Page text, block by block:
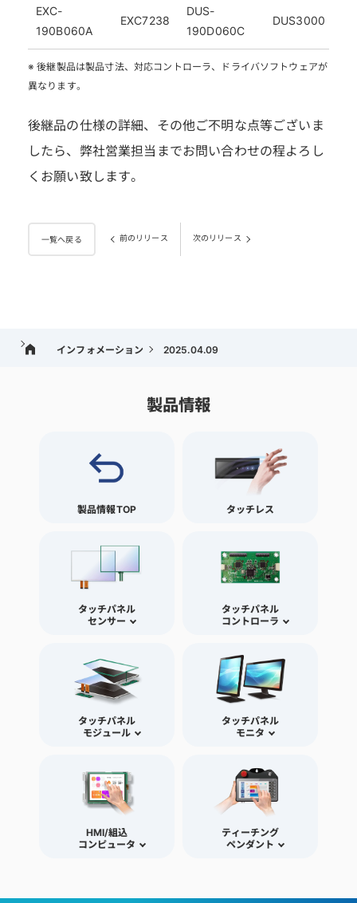
EXC-
190B060A
EXC7238
DUS-
190D060C
DUS3000
※ 後継製品は製品寸法、対応コントローラ、ドライバソフトウェアが
異なります。
後継品の仕様の詳細、その他ご不明な点等ございま
したら、弊社営業担当までお問い合わせの程よろし
くお願い致します。
一覧へ戻る 前のリリース 次のリリース
インフォメーション 2025.04.09
製品情報
製品情報TOP タッチレス
タッチパネル
センサー
タッチパネル
コントローラ
タッチパネル
モジュール
タッチパネル
モニタ
HMI/組込
コンピュータ
ティーチング
ペンダント